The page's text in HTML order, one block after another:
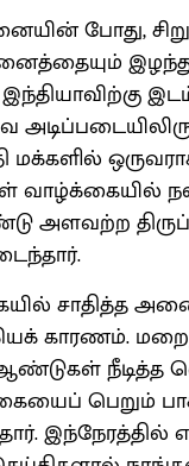
போது,
இழந்து,
மக்களில்
வாழ்க்கையில்
அளவற்ற
சாதித்த
காரணம்.
நீடித்த
பெறும்
இந்நேரத்தில்